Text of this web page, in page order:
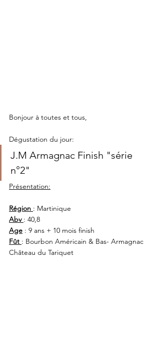
Bonjour à toutes et tous,
Dégustation du jour:
J.M Armagnac Finish "série
n°2"
Présentation:
Région : Martinique
Abv : 40,8
Age : 9 ans + 10 mois finish
Fût : Bourbon Américain & Bas- Armagnac
Château du Tariquet